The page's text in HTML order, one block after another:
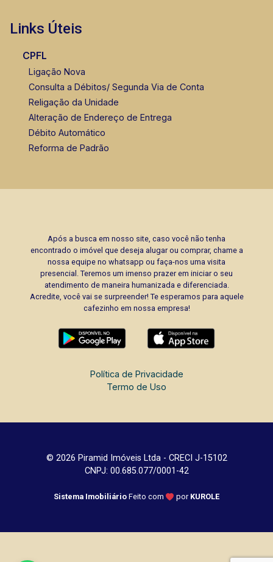
Links Úteis
CPFL
Ligação Nova
Consulta a Débitos/ Segunda Via de Conta
Religação da Unidade
Alteração de Endereço de Entrega
Débito Automático
Reforma de Padrão
Após a busca em nosso site, caso você não tenha
encontrado o imóvel que deseja alugar ou comprar, chame a
nossa equipe no whatsapp ou faça-nos uma visita
presencial. Teremos um imenso prazer em iniciar o seu
atendimento de maneira humanizada e diferenciada.
Acredite, você vai se surpreender! Te esperamos para aquele
cafezinho em nossa empresa!
Política de Privacidade
Termo de Uso
© 2026 Piramid Imóveis Ltda - CRECI J-15102
CNPJ: 00.685.077/0001-42
Sistema Imobiliário Feito com por KUROLE